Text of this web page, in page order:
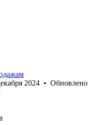
2024 • Обновлено